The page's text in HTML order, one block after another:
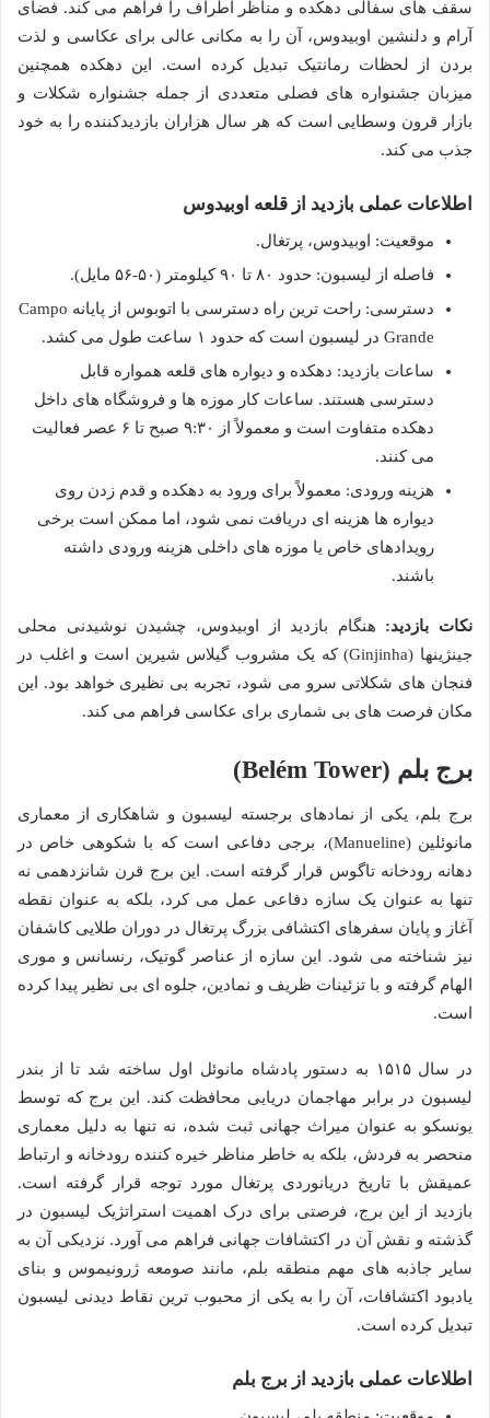
سقف های سفالی دهکده و مناظر اطراف را فراهم می کند. فضای
آرام و دلنشین اوبیدوس، آن را به مکانی عالی برای عکاسی و لذت
بردن از لحظات رمانتیک تبدیل کرده است. این دهکده همچنین
میزبان جشنواره های فصلی متعددی از جمله جشنواره شکلات و
بازار قرون وسطایی است که هر سال هزاران بازدیدکننده را به خود
جذب می کند.
اطلاعات عملی بازدید از قلعه اوبیدوس
موقعیت: اوبیدوس، پرتغال.
فاصله از لیسبون: حدود ۸۰ تا ۹۰ کیلومتر (۵۰-۵۶ مایل).
دسترسی: راحت ترین راه دسترسی با اتوبوس از پایانه Campo
Grande در لیسبون است که حدود ۱ ساعت طول می کشد.
ساعات بازدید: دهکده و دیواره های قلعه همواره قابل
دسترسی هستند. ساعات کار موزه ها و فروشگاه های داخل
دهکده متفاوت است و معمولاً از ۹:۳۰ صبح تا ۶ عصر فعالیت
می کنند.
هزینه ورودی: معمولاً برای ورود به دهکده و قدم زدن روی
دیواره ها هزینه ای دریافت نمی شود، اما ممکن است برخی
رویدادهای خاص یا موزه های داخلی هزینه ورودی داشته
باشند.
نکات بازدید: هنگام بازدید از اوبیدوس، چشیدن نوشیدنی محلی
جینژینها (Ginjinha) که یک مشروب گیلاس شیرین است و اغلب در
فنجان های شکلاتی سرو می شود، تجربه بی نظیری خواهد بود. این
مکان فرصت های بی شماری برای عکاسی فراهم می کند.
برج بلم (Belém Tower)
برج بلم، یکی از نمادهای برجسته لیسبون و شاهکاری از معماری
مانوئلین (Manueline)، برجی دفاعی است که با شکوهی خاص در
دهانه رودخانه تاگوس قرار گرفته است. این برج قرن شانزدهمی نه
تنها به عنوان یک سازه دفاعی عمل می کرد، بلکه به عنوان نقطه
آغاز و پایان سفرهای اکتشافی بزرگ پرتغال در دوران طلایی کاشفان
نیز شناخته می شود. این سازه از عناصر گوتیک، رنسانس و موری
الهام گرفته و با تزئینات ظریف و نمادین، جلوه ای بی نظیر پیدا کرده
است.
در سال ۱۵۱۵ به دستور پادشاه مانوئل اول ساخته شد تا از بندر
لیسبون در برابر مهاجمان دریایی محافظت کند. این برج که توسط
یونسکو به عنوان میراث جهانی ثبت شده، نه تنها به دلیل معماری
منحصر به فردش، بلکه به خاطر مناظر خیره کننده رودخانه و ارتباط
عمیقش با تاریخ دریانوردی پرتغال مورد توجه قرار گرفته است.
بازدید از این برج، فرصتی برای درک اهمیت استراتژیک لیسبون در
گذشته و نقش آن در اکتشافات جهانی فراهم می آورد. نزدیکی آن به
سایر جاذبه های مهم منطقه بلم، مانند صومعه ژرونیموس و بنای
یادبود اکتشافات، آن را به یکی از محبوب ترین نقاط دیدنی لیسبون
تبدیل کرده است.
اطلاعات عملی بازدید از برج بلم